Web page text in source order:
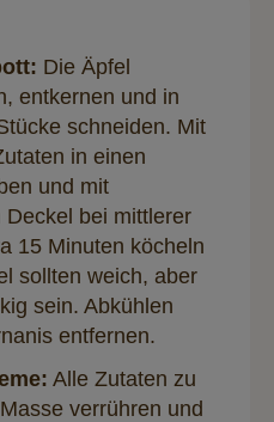
Die Äpfel
entkernen und in
schneiden. Mit
in einen
und mit
bei mittlerer
15 Minuten köcheln
sollten weich, aber
sein. Abkühlen
entfernen.
Alle Zutaten zu
verrühren und